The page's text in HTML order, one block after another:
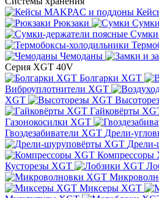
Рюкзаки
Сумки
Чемоданы
Серия XGT 40V
Болгарки XGT
Виброуплотнители XGT
XGT
Гайковёрты
Газонокосилки XGT
Гвоздезабиватели XGT Дрели-
Компрессоры
Кусторезы XGT
Миксеры XGT